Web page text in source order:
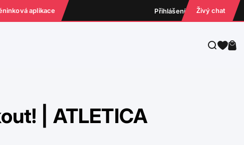
aplikace Přihlášení Živý chat
Hledat
| ATLETICA